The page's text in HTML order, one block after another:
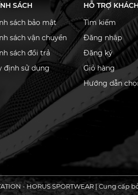
SÁCH
sách bảo mật
sách vận chuyển
sách đổi trả
định sử dụng
HỖ TRỢ
Tìm kiếm
Đăng nhập
Đăng ký
Giỏ hàng
Hướng dẫn
- HORUS SPORTWEAR|Cung cấp